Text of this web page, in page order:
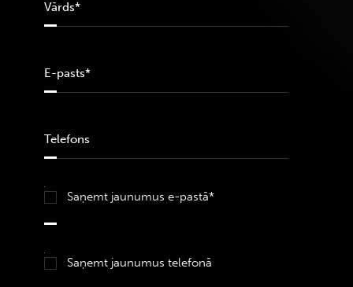
Saņemt jaunumus e-pastā*
Saņemt jaunumus telefonā